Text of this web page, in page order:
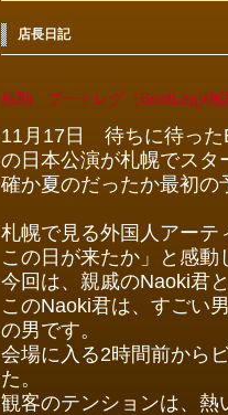
店長日記
感動 ブートレグ（BootLeg)物
11月17日 待ちに待った
の日本公演が札幌でスタ
確か夏のだったか最初の
札幌で見る外国人アーテ
この日が来たか」と感動
今回は、親戚のNaoki君
このNaoki君は、すごい
の男です。
会場に入る2時間前から
た。
観客のテンションは、熱